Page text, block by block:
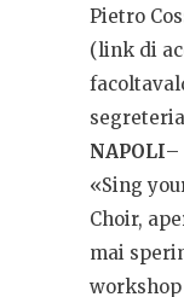
Pietro
(link di
NAPOLI–
«Sing
Choir,
mai